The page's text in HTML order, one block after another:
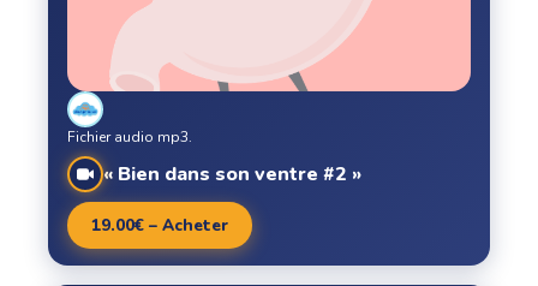
« Bien dans son ventre #2 »
Fichier audio mp3.
19.00€ – Acheter